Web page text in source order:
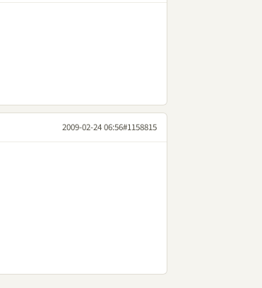
2009-02-24 06:56#1158815